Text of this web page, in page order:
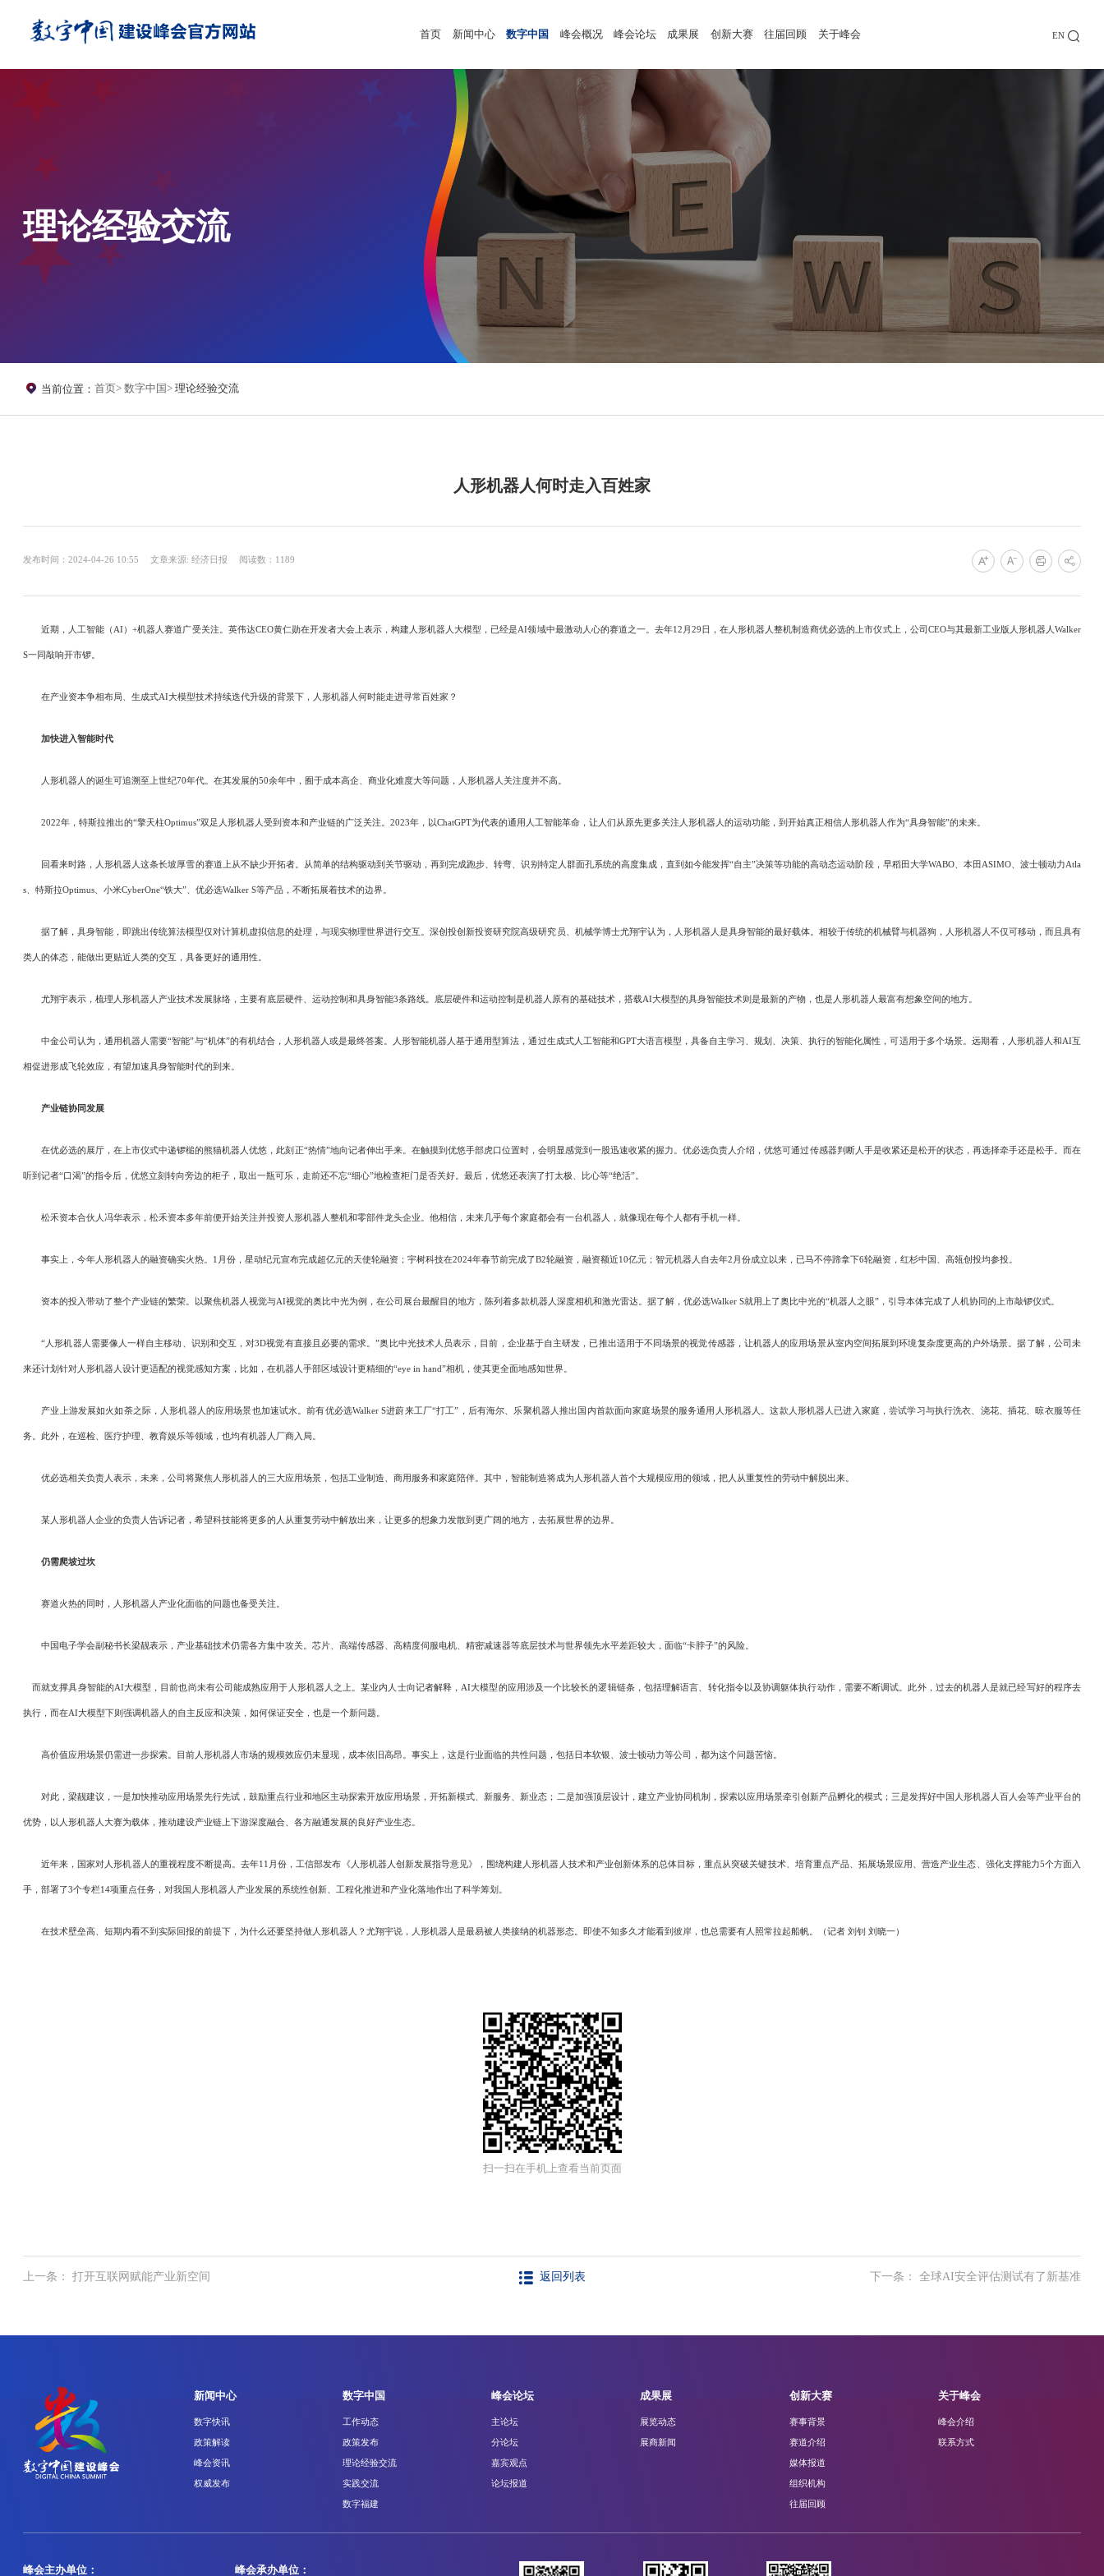
EN
首页 新闻中心 数字中国 峰会概况 峰会论坛 成果展 创新大赛 往届回顾 关于峰会
理论经验交流
当前位置：首页 数字中国 理论经验交流
人形机器人何时走入百姓家
发布时间：2024-04-26 10:55 文章来源: 经济日报 阅读数：1189
近期，人工智能（AI）+机器人赛道广受关注。英伟达CEO黄仁勋在开发者大会上表示，构建人形机器人大模型，已经是AI领域中最激动人心的赛道之一。去年12月29日，在人形机器人整机制造商优必选的上市仪式上，公司CEO与其最新工业版人形机器人Walker
S一同敲响开市锣。
在产业资本争相布局、生成式AI大模型技术持续迭代升级的背景下，人形机器人何时能走进寻常百姓家？
加快进入智能时代
人形机器人的诞生可追溯至上世纪70年代。在其发展的50余年中，囿于成本高企、商业化难度大等问题，人形机器人关注度并不高。
2022年，特斯拉推出的“擎天柱Optimus”双足人形机器人受到资本和产业链的广泛关注。2023年，以ChatGPT为代表的通用人工智能革命，让人们从原先更多关注人形机器人的运动功能，到开始真正相信人形机器人作为“具身智能”的未来。
回看来时路，人形机器人这条长坡厚雪的赛道上从不缺少开拓者。从简单的结构驱动到关节驱动，再到完成跑步、转弯、识别特定人群面孔系统的高度集成，直到如今能发挥“自主”决策等功能的高动态运动阶段，早稻田大学WABO、本田ASIMO、波士顿动力Atla
s、特斯拉Optimus、小米CyberOne“铁大”、优必选Walker S等产品，不断拓展着技术的边界。
据了解，具身智能，即跳出传统算法模型仅对计算机虚拟信息的处理，与现实物理世界进行交互。深创投创新投资研究院高级研究员、机械学博士尤翔宇认为，人形机器人是具身智能的最好载体。相较于传统的机械臂与机器狗，人形机器人不仅可移动，而且具有
类人的体态，能做出更贴近人类的交互，具备更好的通用性。
尤翔宇表示，梳理人形机器人产业技术发展脉络，主要有底层硬件、运动控制和具身智能3条路线。底层硬件和运动控制是机器人原有的基础技术，搭载AI大模型的具身智能技术则是最新的产物，也是人形机器人最富有想象空间的地方。
中金公司认为，通用机器人需要“智能”与“机体”的有机结合，人形机器人或是最终答案。人形智能机器人基于通用型算法，通过生成式人工智能和GPT大语言模型，具备自主学习、规划、决策、执行的智能化属性，可适用于多个场景。远期看，人形机器人和AI互
相促进形成飞轮效应，有望加速具身智能时代的到来。
产业链协同发展
在优必选的展厅，在上市仪式中递锣槌的熊猫机器人优悠，此刻正“热情”地向记者伸出手来。在触摸到优悠手部虎口位置时，会明显感觉到一股迅速收紧的握力。优必选负责人介绍，优悠可通过传感器判断人手是收紧还是松开的状态，再选择牵手还是松手。而在
听到记者“口渴”的指令后，优悠立刻转向旁边的柜子，取出一瓶可乐，走前还不忘“细心”地检查柜门是否关好。最后，优悠还表演了打太极、比心等“绝活”。
松禾资本合伙人冯华表示，松禾资本多年前便开始关注并投资人形机器人整机和零部件龙头企业。他相信，未来几乎每个家庭都会有一台机器人，就像现在每个人都有手机一样。
事实上，今年人形机器人的融资确实火热。1月份，星动纪元宣布完成超亿元的天使轮融资；宇树科技在2024年春节前完成了B2轮融资，融资额近10亿元；智元机器人自去年2月份成立以来，已马不停蹄拿下6轮融资，红杉中国、高瓴创投均参投。
资本的投入带动了整个产业链的繁荣。以聚焦机器人视觉与AI视觉的奥比中光为例，在公司展台最醒目的地方，陈列着多款机器人深度相机和激光雷达。据了解，优必选Walker S就用上了奥比中光的“机器人之眼”，引导本体完成了人机协同的上市敲锣仪式。
“人形机器人需要像人一样自主移动、识别和交互，对3D视觉有直接且必要的需求。”奥比中光技术人员表示，目前，企业基于自主研发，已推出适用于不同场景的视觉传感器，让机器人的应用场景从室内空间拓展到环境复杂度更高的户外场景。据了解，公司未
来还计划针对人形机器人设计更适配的视觉感知方案，比如，在机器人手部区域设计更精细的“eye in hand”相机，使其更全面地感知世界。
产业上游发展如火如荼之际，人形机器人的应用场景也加速试水。前有优必选Walker S进蔚来工厂“打工”，后有海尔、乐聚机器人推出国内首款面向家庭场景的服务通用人形机器人。这款人形机器人已进入家庭，尝试学习与执行洗衣、浇花、插花、晾衣服等任
务。此外，在巡检、医疗护理、教育娱乐等领域，也均有机器人厂商入局。
优必选相关负责人表示，未来，公司将聚焦人形机器人的三大应用场景，包括工业制造、商用服务和家庭陪伴。其中，智能制造将成为人形机器人首个大规模应用的领域，把人从重复性的劳动中解脱出来。
某人形机器人企业的负责人告诉记者，希望科技能将更多的人从重复劳动中解放出来，让更多的想象力发散到更广阔的地方，去拓展世界的边界。
仍需爬坡过坎
赛道火热的同时，人形机器人产业化面临的问题也备受关注。
中国电子学会副秘书长梁靓表示，产业基础技术仍需各方集中攻关。芯片、高端传感器、高精度伺服电机、精密减速器等底层技术与世界领先水平差距较大，面临“卡脖子”的风险。
而就支撑具身智能的AI大模型，目前也尚未有公司能成熟应用于人形机器人之上。某业内人士向记者解释，AI大模型的应用涉及一个比较长的逻辑链条，包括理解语言、转化指令以及协调躯体执行动作，需要不断调试。此外，过去的机器人是就已经写好的程序去
执行，而在AI大模型下则强调机器人的自主反应和决策，如何保证安全，也是一个新问题。
高价值应用场景仍需进一步探索。目前人形机器人市场的规模效应仍未显现，成本依旧高昂。事实上，这是行业面临的共性问题，包括日本软银、波士顿动力等公司，都为这个问题苦恼。
对此，梁靓建议，一是加快推动应用场景先行先试，鼓励重点行业和地区主动探索开放应用场景，开拓新模式、新服务、新业态；二是加强顶层设计，建立产业协同机制，探索以应用场景牵引创新产品孵化的模式；三是发挥好中国人形机器人百人会等产业平台的
优势，以人形机器人大赛为载体，推动建设产业链上下游深度融合、各方融通发展的良好产业生态。
近年来，国家对人形机器人的重视程度不断提高。去年11月份，工信部发布《人形机器人创新发展指导意见》，围绕构建人形机器人技术和产业创新体系的总体目标，重点从突破关键技术、培育重点产品、拓展场景应用、营造产业生态、强化支撑能力5个方面入
手，部署了3个专栏14项重点任务，对我国人形机器人产业发展的系统性创新、工程化推进和产业化落地作出了科学筹划。
在技术壁垒高、短期内看不到实际回报的前提下，为什么还要坚持做人形机器人？尤翔宇说，人形机器人是最易被人类接纳的机器形态。即使不知多久才能看到彼岸，也总需要有人照常拉起船帆。（记者 刘钊 刘晓一）
扫一扫在手机上查看当前页面
上一条： 打开互联网赋能产业新空间 返回列表 下一条： 全球AI安全评估测试有了新基准
新闻中心
数字快讯
政策解读
峰会资讯
权威发布
数字中国
工作动态
政策发布
理论经验交流
实践交流
数字福建
峰会论坛
主论坛
分论坛
嘉宾观点
论坛报道
成果展
展览动态
展商新闻
创新大赛
赛事背景
赛道介绍
媒体报道
组织机构
往届回顾
关于峰会
峰会介绍
联系方式
峰会主办单位： 峰会承办单位：